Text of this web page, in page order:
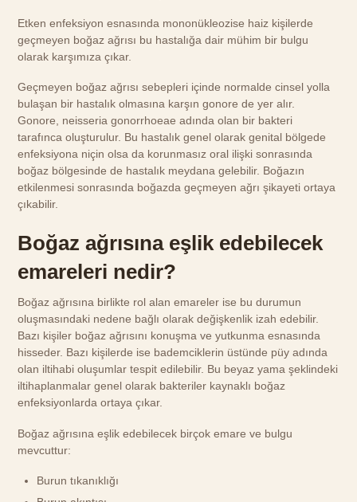
Etken enfeksiyon esnasında mononükleozise haiz kişilerde
geçmeyen boğaz ağrısı bu hastalığa dair mühim bir bulgu
olarak karşımıza çıkar.
Geçmeyen boğaz ağrısı sebepleri içinde normalde cinsel yolla
bulaşan bir hastalık olmasına karşın gonore de yer alır.
Gonore, neisseria gonorrhoeae adında olan bir bakteri
tarafınca oluşturulur. Bu hastalık genel olarak genital bölgede
enfeksiyona niçin olsa da korunmasız oral ilişki sonrasında
boğaz bölgesinde de hastalık meydana gelebilir. Boğazın
etkilenmesi sonrasında boğazda geçmeyen ağrı şikayeti ortaya
çıkabilir.
Boğaz ağrısına eşlik edebilecek
emareleri nedir?
Boğaz ağrısına birlikte rol alan emareler ise bu durumun
oluşmasındaki nedene bağlı olarak değişkenlik izah edebilir.
Bazı kişiler boğaz ağrısını konuşma ve yutkunma esnasında
hisseder. Bazı kişilerde ise bademciklerin üstünde püy adında
olan iltihabi oluşumlar tespit edilebilir. Bu beyaz yama şeklindeki
iltihaplanmalar genel olarak bakteriler kaynaklı boğaz
enfeksiyonlarda ortaya çıkar.
Boğaz ağrısına eşlik edebilecek birçok emare ve bulgu
mevcuttur:
Burun tıkanıklığı